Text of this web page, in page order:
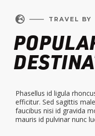
 TRAVEL BY
Phasellus id ligula
efficitur. Sed sagittis
faucibus nisi id gravida
mauris id pulvinar nunc